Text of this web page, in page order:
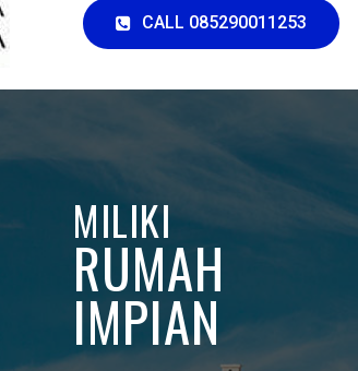
CALL 085290011253
MILIKI
RUMAH
IMPIAN